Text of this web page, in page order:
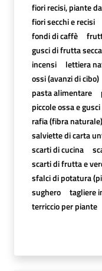
fiori recisi, piante
fiori secchi e recisi
fondi di caffè
gusci di frutta secca
incensi
lettiera
ossi (avanzi di cibo)
pasta alimentare
piccole ossa e gusci
rafia (fibra naturale)
salviette di carta
scarti di cucina
scarti di frutta e
sfalci di potatura
sughero
tagliere
terriccio per piante